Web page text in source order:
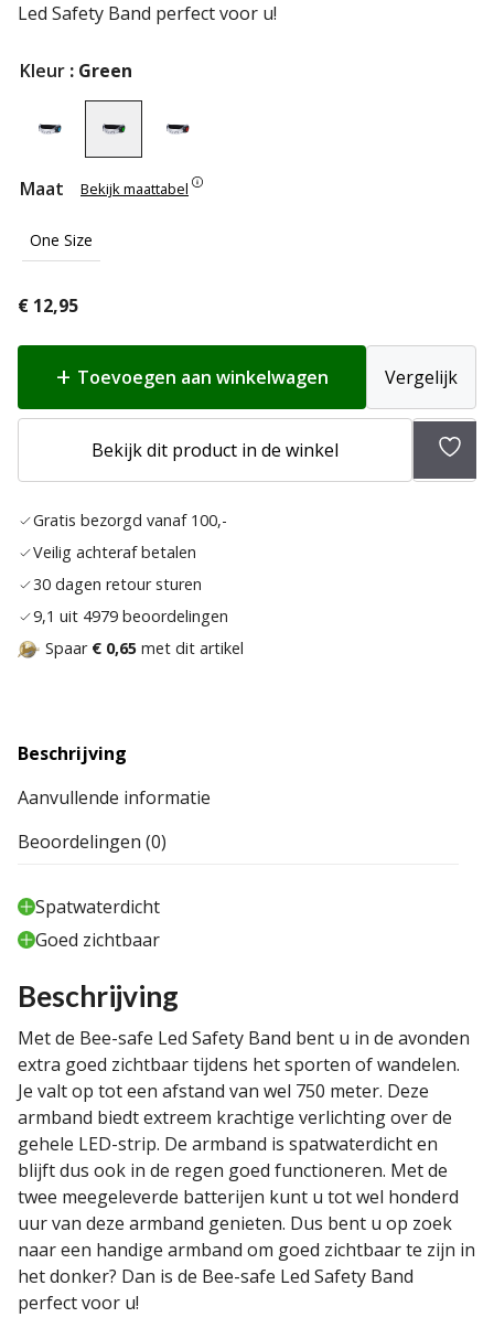
Led Safety Band perfect voor u!
Kleur : Green
Maat Bekijk maattabel
One Size
€ 12,95
Toevoegen aan winkelwagen Vergelijk
Bekijk dit product in de winkel
Gratis bezorgd vanaf 100,-
Veilig achteraf betalen
30 dagen retour sturen
9,1 uit 4979 beoordelingen
Spaar € 0,65 met dit artikel
Beschrijving
Aanvullende informatie
Beoordelingen (0)
Spatwaterdicht
Goed zichtbaar
Beschrijving
Met de Bee-safe Led Safety Band bent u in de avonden
extra goed zichtbaar tijdens het sporten of wandelen.
Je valt op tot een afstand van wel 750 meter. Deze
armband biedt extreem krachtige verlichting over de
gehele LED-strip. De armband is spatwaterdicht en
blijft dus ook in de regen goed functioneren. Met de
twee meegeleverde batterijen kunt u tot wel honderd
uur van deze armband genieten. Dus bent u op zoek
naar een handige armband om goed zichtbaar te zijn in
het donker? Dan is de Bee-safe Led Safety Band
perfect voor u!